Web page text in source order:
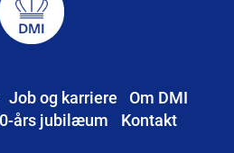
Job og karriere
Om DMI
års jubilæum Kontakt